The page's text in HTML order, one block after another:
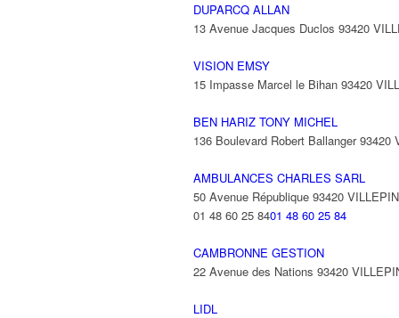
DUPARCQ ALLAN
13 Avenue Jacques Duclos 93420
VISION EMSY
15 Impasse Marcel le Bihan 93420
BEN HARIZ TONY MICHEL
136 Boulevard Robert Ballanger 93420
AMBULANCES CHARLES SARL
50 Avenue République 93420
01 48 60 25 8401 48 60 25 84
CAMBRONNE GESTION
22 Avenue des Nations 93420
LIDL